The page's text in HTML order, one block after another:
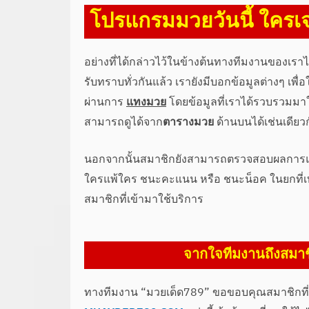
โปรแกรมมวยวันนี้ ใครเ
อย่างที่ได้กล่าวไว้ในข้างต้นทางทีมงานของเร
รับทราบทั่วกันแล้ว เรายังมีบอกข้อมูลต่างๆ เ
ผ่านการแทงมวยโดยข้อมูลที่เราได้รวบรวมม
สามารถดูได้จากตารางมวยด้านบนได้เช่นเดีย
นอกจากนั้นสมาชิกยังสามารถตรวจสอบผลกา
ใครแพ้ใคร ชนะคะแนน หรือ ชนะน็อค ในยกที่
สมาชิกที่เข้ามาใช้บริการ
จากใจทีมงานถึงสม
ทางทีมงาน “มวยเด็ด789” ขอขอบคุณสมาชิก